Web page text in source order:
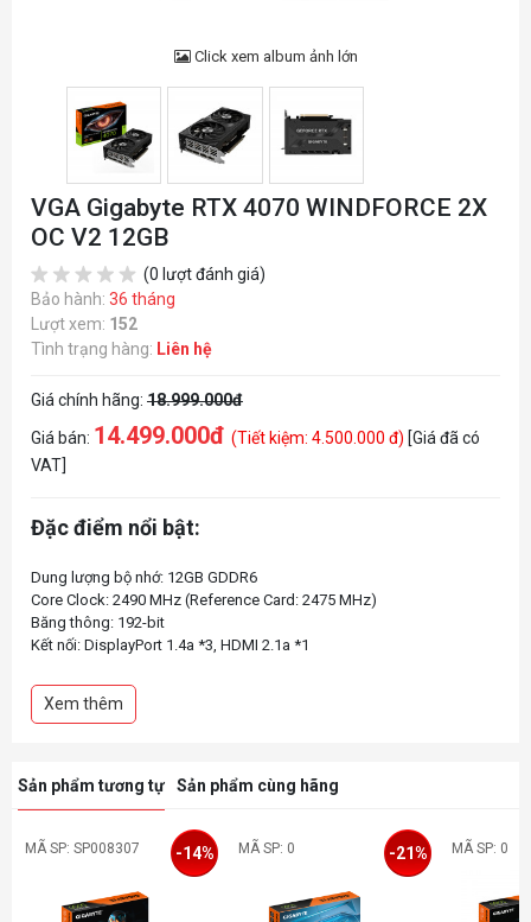
Click xem album ảnh lớn
VGA Gigabyte RTX 4070 WINDFORCE 2X
OC V2 12GB
(0 lượt đánh giá)
Bảo hành: 36 tháng
Lượt xem: 152
Tình trạng hàng: Liên hệ
Giá chính hãng: 18.999.000đ
Giá bán: 14.499.000đ (Tiết kiệm: 4.500.000 đ) [Giá đã có
VAT]
Đặc điểm nổi bật:
Dung lượng bộ nhớ: 12GB GDDR6
Core Clock: 2490 MHz (Reference Card: 2475 MHz)
Băng thông: 192-bit
Kết nối: DisplayPort 1.4a *3, HDMI 2.1a *1
Xem thêm
Sản phẩm tương tự Sản phẩm cùng hãng
MÃ SP: SP008307 -14% MÃ SP: 0 -21% MÃ SP: 0